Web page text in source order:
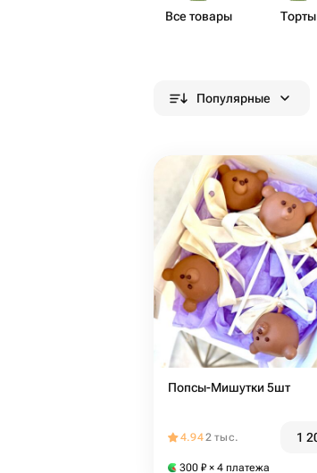
Все товары Торты
Популярные
Попсы-Мишутки 5шт
4.942 тыс. 1
300 ₽ × 4 платежа